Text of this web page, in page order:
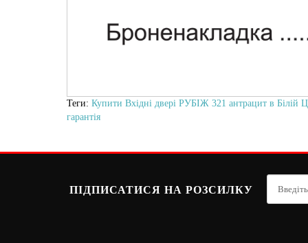
Теги: Купити Вхідні двері РУБІЖ 321 антрацит в Білій
гарантія
ПІДПИСАТИСЯ НА РОЗСИЛКУ